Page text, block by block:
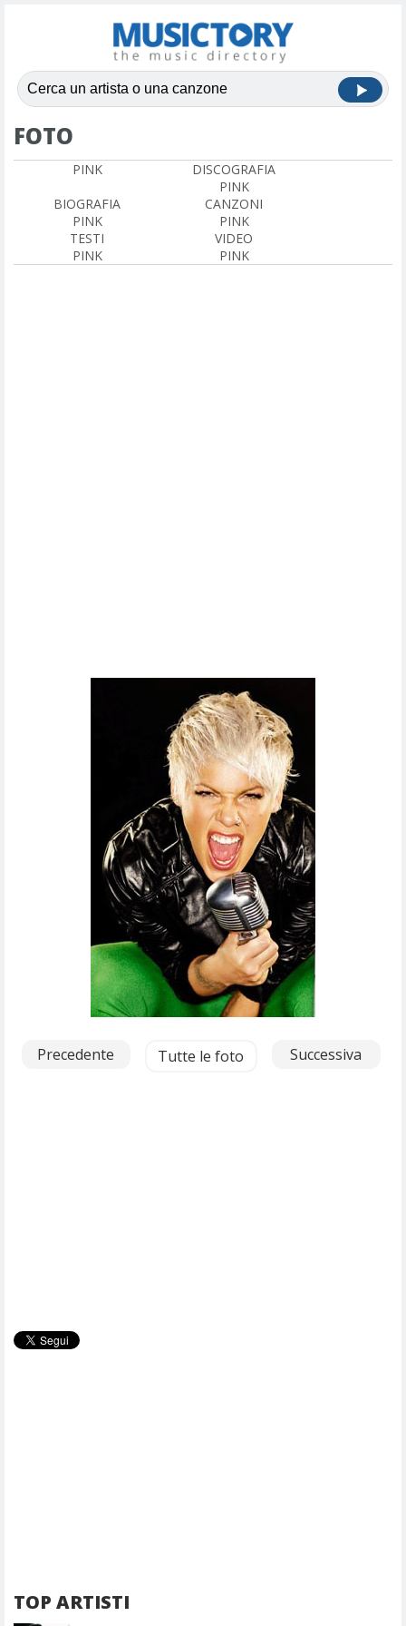
FOTO
PINK
DISCOGRAFIA
PINK
BIOGRAFIA
PINK
CANZONI
PINK
TESTI
PINK
VIDEO
PINK
Precedente Tutte le foto Successiva
TOP ARTISTI